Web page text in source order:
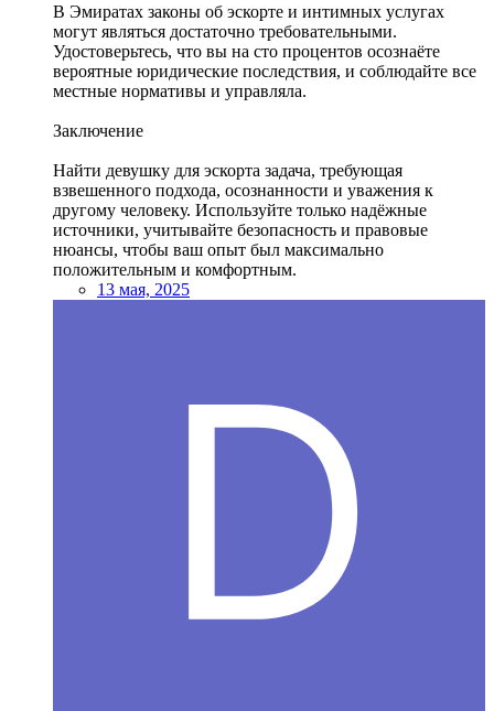
В Эмиратах законы об эскорте и интимных услугах
могут являться достаточно требовательными.
Удостоверьтесь, что вы на сто процентов осознаёте
вероятные юридические последствия, и соблюдайте все
местные нормативы и управляла.
Заключение
Найти девушку для эскорта задача, требующая
взвешенного подхода, осознанности и уважения к
другому человеку. Используйте только надёжные
источники, учитывайте безопасность и правовые
нюансы, чтобы ваш опыт был максимально
положительным и комфортным.
13 мая, 2025